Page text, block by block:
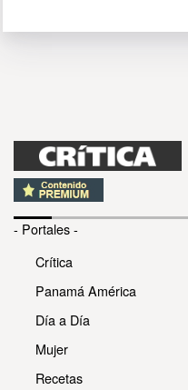
- Portales -
Crítica
Panamá América
Día a Día
Mujer
Recetas